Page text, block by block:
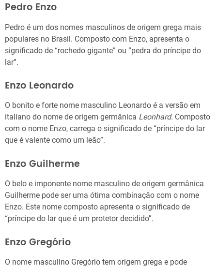
Pedro Enzo
Pedro é um dos nomes masculinos de origem grega mais
populares no Brasil. Composto com Enzo, apresenta o
significado de “rochedo gigante” ou “pedra do príncipe do
lar”.
Enzo Leonardo
O bonito e forte nome masculino Leonardo é a versão em
italiano do nome de origem germânica Leonhard. Composto
com o nome Enzo, carrega o significado de “príncipe do lar
que é valente como um leão”.
Enzo Guilherme
O belo e imponente nome masculino de origem germânica
Guilherme pode ser uma ótima combinação com o nome
Enzo. Este nome composto apresenta o significado de
“príncipe do lar que é um protetor decidido”.
Enzo Gregório
O nome masculino Gregório tem origem grega e pode